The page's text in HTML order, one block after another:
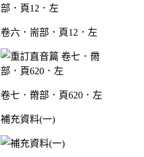
卷六．耑部．頁12．左
卷七．黹部．頁620．左
補充資料(一)